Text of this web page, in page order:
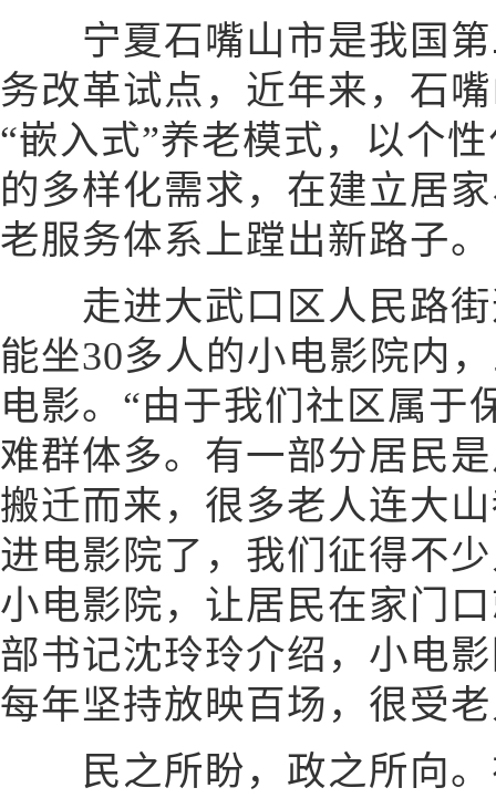
宁夏石嘴山市是我国第
务改革试点，近年来，石
“嵌入式”养老模式，以个
的多样化需求，在建立居
老服务体系上蹚出新路子。
走进大武口区人民路街
能坐30多人的小电影院内
电影。“由于我们社区属于
难群体多。有一部分居民
搬迁而来，很多老人连大
进电影院了，我们征得不
小电影院，让居民在家门
部书记沈玲玲介绍，小电
每年坚持放映百场，很受
民之所盼，政之所向。